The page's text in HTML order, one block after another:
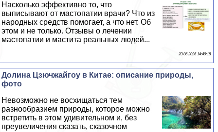
Насколько эффективно то, что
выписывают от мастопатии врачи? Что из
народных средств помогает, а что нет. Об
этом и не только. Отзывы о лечении
мастопатии и мастита реальных людей...
23 06 2026 14:49:18
Долина Цзючжайгоу в Китае: описание природы,
фото
Невозможно не восхищаться тем
разнообразием природы, которое можно
встретить в этом удивительном и, без
преувеличения сказать, сказочном